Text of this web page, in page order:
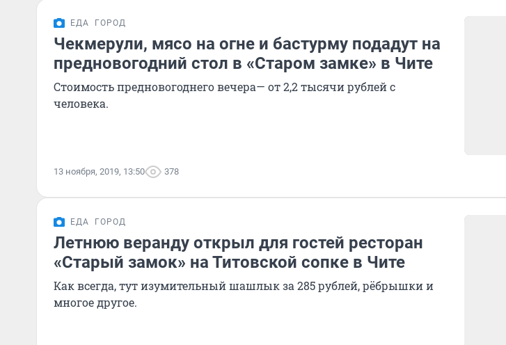
ЕДА ГОРОД
Чекмерули, мясо на огне и бастурму подадут на
предновогодний стол в «Старом замке» в Чите
Стоимость предновогоднего вечера— от 2,2 тысячи рублей с
человека.
13 ноября, 2019, 13:50 378
ЕДА ГОРОД
Летнюю веранду открыл для гостей ресторан
«Старый замок» на Титовской сопке в Чите
Как всегда, тут изумительный шашлык за 285 рублей, рёбрышки и
многое другое.